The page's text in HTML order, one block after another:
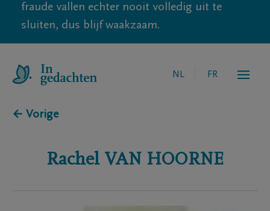
fraude vallen echter nooit volledig uit te
sluiten, dus blijf waakzaam.
NL FR
← Vorige
Rachel VAN HOORNE